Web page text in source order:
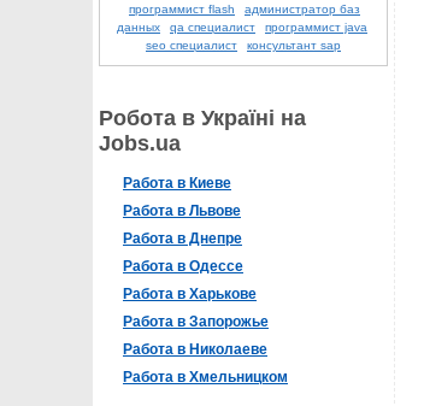
программист flash
администратор баз
данных
qa специалист
программист java
seo специалист
консультант sap
Робота в Україні на
Jobs.ua
Работа в Киеве
Работа в Львове
Работа в Днепре
Работа в Одессе
Работа в Харькове
Работа в Запорожье
Работа в Николаеве
Работа в Хмельницком